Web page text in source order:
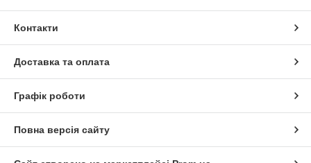
Контакти
Доставка та оплата
Графік роботи
Повна версія сайту